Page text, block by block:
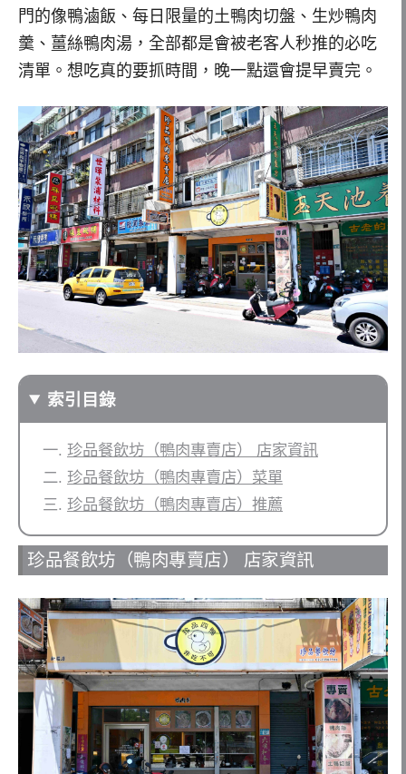
門的像鴨滷飯、每日限量的土鴨肉切盤、生炒鴨肉
羹、薑絲鴨肉湯，全部都是會被老客人秒推的必吃
清單。想吃真的要抓時間，晚一點還會提早賣完。
索引目錄
珍品餐飲坊（鴨肉專賣店） 店家資訊
珍品餐飲坊（鴨肉專賣店）菜單
珍品餐飲坊（鴨肉專賣店）推薦
珍品餐飲坊（鴨肉專賣店） 店家資訊